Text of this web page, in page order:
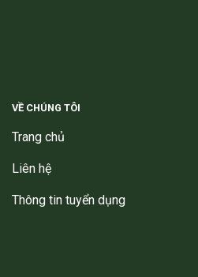
VỀ CHÚNG TÔI
Trang chủ
Liên hệ
Thông tin tuyển dụng